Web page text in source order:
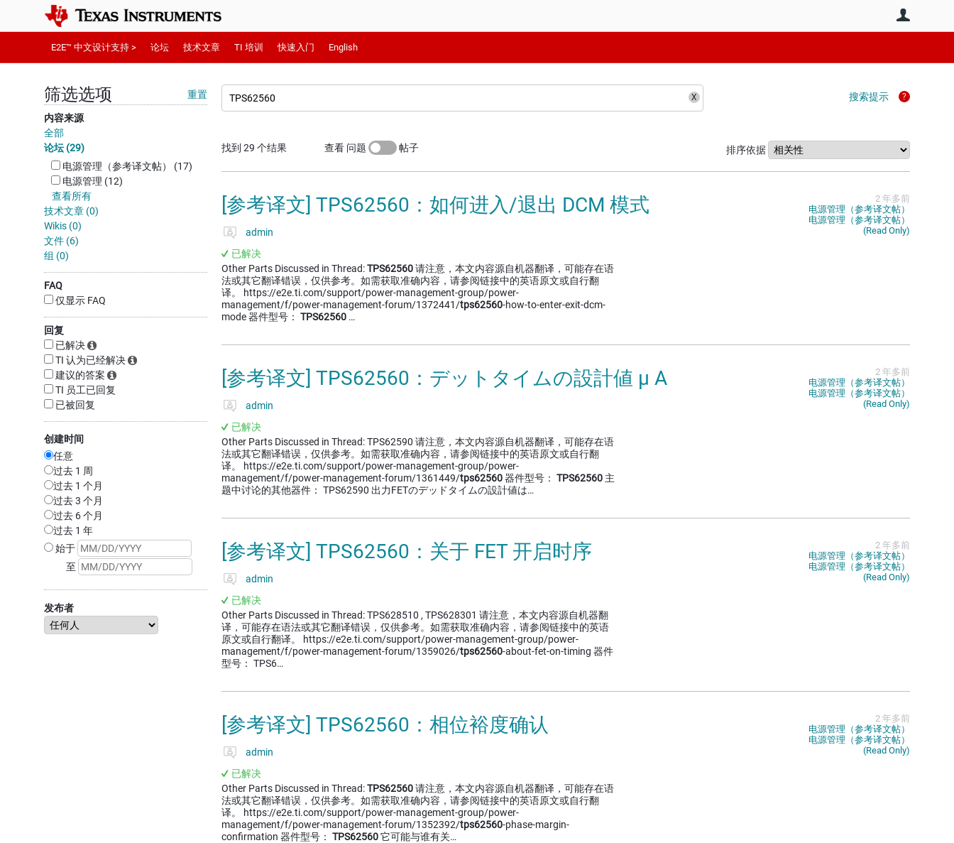
E2E™ 中文设计支持 > 论坛 技术文章 TI 培训 快速入门 English
筛选选项 重置
内容来源
全部
论坛 (29)
电源管理（参考译文帖） (17)
电源管理 (12)
查看所有
技术文章 (0)
Wikis (0)
文件 (6)
组 (0)
FAQ
仅显示 FAQ
回复
已解决
TI 认为已经解决
建议的答案
TI 员工已回复
已被回复
创建时间
任意
过去 1 周
过去 1 个月
过去 3 个月
过去 6 个月
过去 1 年
始于
至
发布者
搜索提示
找到 29 个结果 查看 问题 帖子 排序依据
[参考译文] TPS62560：如何进入/退出 DCM 模式
admin
已解决
Other Parts Discussed in Thread:TPS62560请注意，本文内容源自机器翻译，可能存在语
法或其它翻译错误，仅供参考。如需获取准确内容，请参阅链接中的英语原文或自行翻
译。 https://e2e.ti.com/support/power-management-group/power-
management/f/power-management-forum/1372441/tps62560-how-to-enter-exit-dcm-
mode 器件型号： TPS62560 …
2 年多前
电源管理（参考译文帖）
电源管理（参考译文帖）
(Read Only)
[参考译文] TPS62560：デットタイムの設計値 μ A
admin
已解决
Other Parts Discussed in Thread: TPS62590 请注意，本文内容源自机器翻译，可能存在语
法或其它翻译错误，仅供参考。如需获取准确内容，请参阅链接中的英语原文或自行翻
译。 https://e2e.ti.com/support/power-management-group/power-
management/f/power-management-forum/1361449/tps62560器件型号： TPS62560 主
题中讨论的其他器件： TPS62590 出力FETのデッドタイムの設計値は…
2 年多前
电源管理（参考译文帖）
电源管理（参考译文帖）
(Read Only)
[参考译文] TPS62560：关于 FET 开启时序
admin
已解决
Other Parts Discussed in Thread: TPS628510 , TPS628301 请注意，本文内容源自机器翻
译，可能存在语法或其它翻译错误，仅供参考。如需获取准确内容，请参阅链接中的英语
原文或自行翻译。 https://e2e.ti.com/support/power-management-group/power-
management/f/power-management-forum/1359026/tps62560-about-fet-on-timing 器件
型号： TPS6…
2 年多前
电源管理（参考译文帖）
电源管理（参考译文帖）
(Read Only)
[参考译文] TPS62560：相位裕度确认
admin
已解决
Other Parts Discussed in Thread:TPS62560请注意，本文内容源自机器翻译，可能存在语
法或其它翻译错误，仅供参考。如需获取准确内容，请参阅链接中的英语原文或自行翻
译。 https://e2e.ti.com/support/power-management-group/power-
management/f/power-management-forum/1352392/tps62560-phase-margin-
confirmation 器件型号： TPS62560它可能与谁有关…
2 年多前
电源管理（参考译文帖）
电源管理（参考译文帖）
(Read Only)